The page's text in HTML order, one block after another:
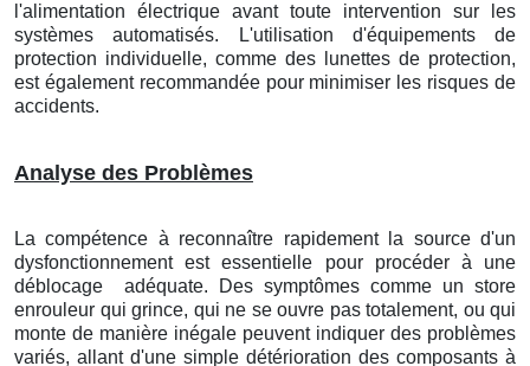
l'alimentation électrique avant toute intervention sur les
systèmes automatisés. L'utilisation d'équipements de
protection individuelle, comme des lunettes de protection,
est également recommandée pour minimiser les risques de
accidents.
Analyse des Problèmes
La compétence à reconnaître rapidement la source d'un
dysfonctionnement est essentielle pour procéder à une
déblocage
adéquate. Des symptômes comme un store
enrouleur qui grince, qui ne se ouvre pas totalement, ou qui
monte de manière inégale peuvent indiquer des problèmes
variés, allant d'une simple détérioration des composants à